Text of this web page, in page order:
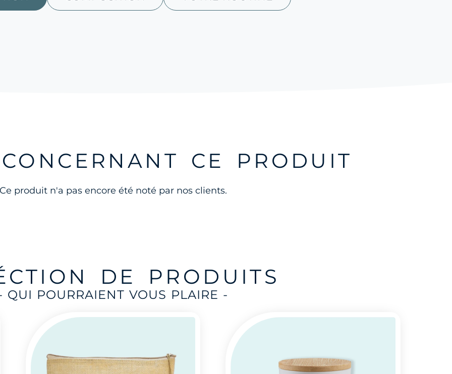
CE PRODUIT
produit n'a pas encore été noté par nos clients.
DE PRODUITS
QUI POURRAIENT VOUS PLAIRE -